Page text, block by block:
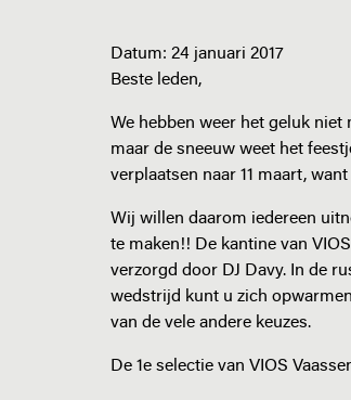
Datum: 24 januari 2017
Beste leden,
We hebben weer het geluk niet
maar de sneeuw weet het
verplaatsen naar 11 maart,
Wij willen daarom iedereen
te maken!! De kantine van
verzorgd door DJ Davy. In de
wedstrijd kunt u zich
van de vele andere keuzes.
De 1e selectie van VIOS